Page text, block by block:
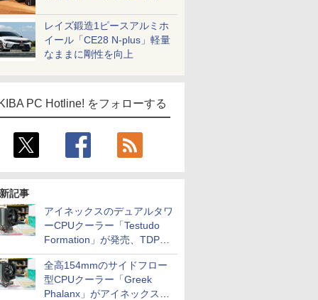
レイズ鍛造1ピースアルミホ
イール「CE28 N-plus」軽量
なままに剛性を向上
PC Hotline! をフォローする
記事
アイネックスのデュアルタワ
ーCPUクーラー「Testudo
Formation」が発売、TDPは
275W
全高154mmのサイドフロー
型CPUクーラー「Greek
Phalanx」がアイネックスか